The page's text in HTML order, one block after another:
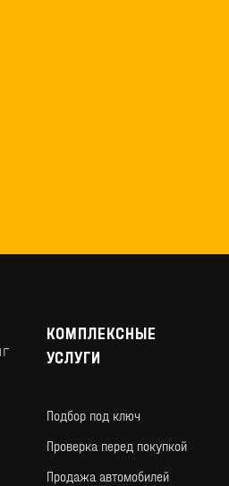
КОМПЛЕКСНЫЕ
УСЛУГИ
Подбор под ключ
Проверка перед покупкой
Продажа автомобилей